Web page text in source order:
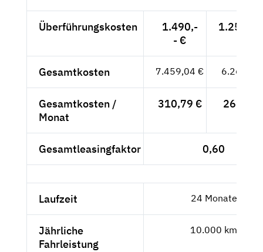
Überführungskosten
1.490,-
- €
Gesamtkosten 7.459,04 € 6.268,10
Gesamtkosten /
Monat
310,79 € 261,17
Gesamtleasingfaktor 0,60
Laufzeit 24 Monate
Jährliche
Fahrleistung
10.000 km